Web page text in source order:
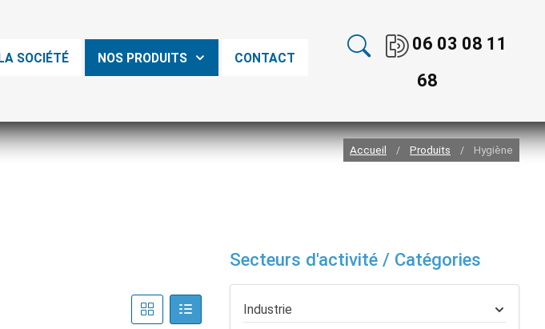
SOCIÉTÉ NOS PRODUITS CONTACT
06 03 08 11
68
Accueil / Produits / Hygiène
Secteurs d'activité / Catégories
Industrie